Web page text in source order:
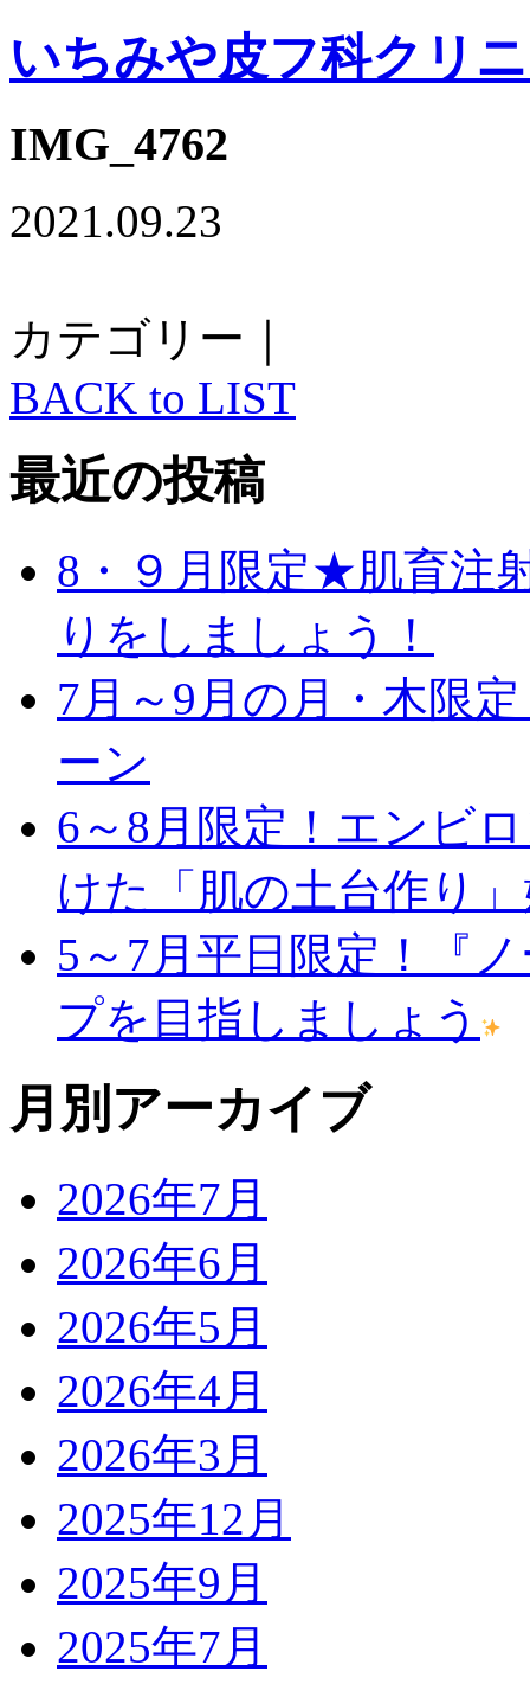
いちみや皮フ科クリ
IMG_4762
2021.09.23
カテゴリー｜
BACK to LIST
最近の投稿
8・９月限定★肌育注
りをしましょう！
7月～9月の月・木限
ーン
6～8月限定！エンビ
けた「肌の土台作り
5～7月平日限定！『
プを目指しましょう
月別アーカイブ
2026年7月
2026年6月
2026年5月
2026年4月
2026年3月
2025年12月
2025年9月
2025年7月